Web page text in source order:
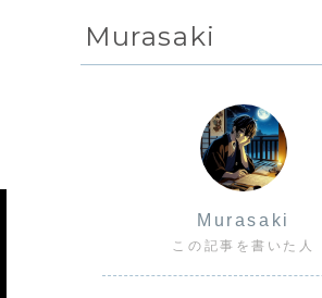
Murasaki
Murasaki
この記事を書いた人